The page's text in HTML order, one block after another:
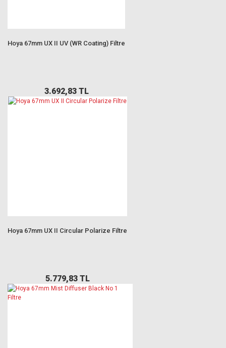
Hoya 67mm UX II UV (WR Coating) Filtre
3.692,83 TL
Hoya 67mm UX II Circular Polarize Filtre
5.779,83 TL